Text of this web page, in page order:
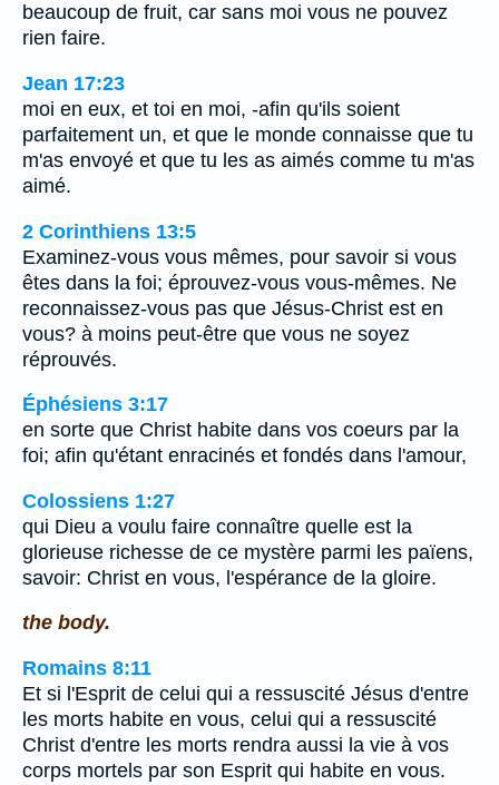
beaucoup de fruit, car sans moi vous ne pouvez
rien faire.
Jean 17:23
moi en eux, et toi en moi, -afin qu'ils soient
parfaitement un, et que le monde connaisse que tu
m'as envoyé et que tu les as aimés comme tu m'as
aimé.
2 Corinthiens 13:5
Examinez-vous vous mêmes, pour savoir si vous
êtes dans la foi; éprouvez-vous vous-mêmes. Ne
reconnaissez-vous pas que Jésus-Christ est en
vous? à moins peut-être que vous ne soyez
réprouvés.
Éphésiens 3:17
en sorte que Christ habite dans vos coeurs par la
foi; afin qu'étant enracinés et fondés dans l'amour,
Colossiens 1:27
qui Dieu a voulu faire connaître quelle est la
glorieuse richesse de ce mystère parmi les païens,
savoir: Christ en vous, l'espérance de la gloire.
the body.
Romains 8:11
Et si l'Esprit de celui qui a ressuscité Jésus d'entre
les morts habite en vous, celui qui a ressuscité
Christ d'entre les morts rendra aussi la vie à vos
corps mortels par son Esprit qui habite en vous.